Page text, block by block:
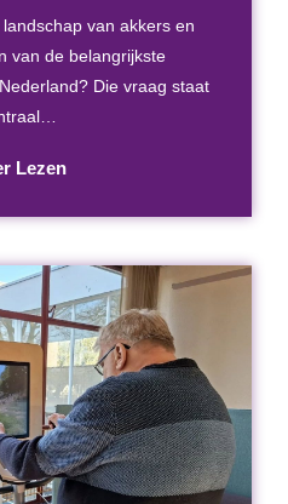
van akkers en
van de belangrijkste
Die vraag staat
Lezen